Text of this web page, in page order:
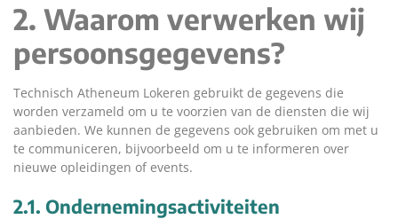
2. Waarom verwerken wij
persoonsgegevens?
Technisch Atheneum Lokeren gebruikt de gegevens die
worden verzameld om u te voorzien van de diensten die wij
aanbieden. We kunnen de gegevens ook gebruiken om met u
te communiceren, bijvoorbeeld om u te informeren over
nieuwe opleidingen of events.
2.1. Ondernemingsactiviteiten